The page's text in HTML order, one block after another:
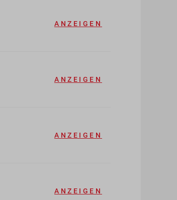
ANZEIGEN
ANZEIGEN
ANZEIGEN
ANZEIGEN